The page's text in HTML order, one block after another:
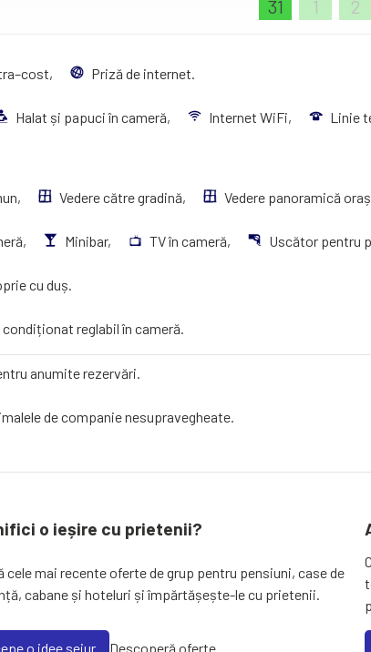
31
1 2
Priză de internet.
Halat și papuci în cameră, Internet WiFi, Linie
Vedere către gradină, Vedere panoramică
Minibar, TV în cameră, Uscător pentru
cu duș.
condiționat reglabil în cameră.
anumite rezervări.
de companie nesupravegheate.
o ieșire cu prietenii?
cele mai recente oferte de grup pentru pensiuni, case de
cabane și hoteluri și împărtășește-le cu prietenii.
o idee sejur Descoperă oferte